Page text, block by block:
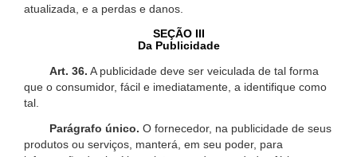
atualizada, e a perdas e danos.
SEÇÃO III
Da Publicidade
Art. 36. A publicidade deve ser veiculada de tal forma
que o consumidor, fácil e imediatamente, a identifique como
tal.
Parágrafo único. O fornecedor, na publicidade de seus
produtos ou serviços, manterá, em seu poder, para